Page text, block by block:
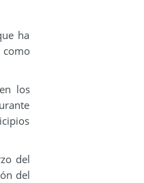
ha
como
los
del
del